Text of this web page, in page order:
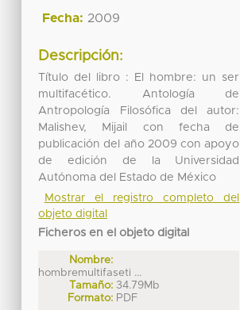
Fecha: 2009
Descripción:
Título del libro : El hombre: un ser
multifacético. Antología de
Antropología Filosófica del autor:
Malishev, Mijail con fecha de
publicación del año 2009 con apoyo
de edición de la Universidad
Autónoma del Estado de México
Mostrar el registro completo del
objeto digital
Ficheros en el objeto digital
Nombre:
hombremultifaseti ...
Tamaño: 34.79Mb
Formato: PDF